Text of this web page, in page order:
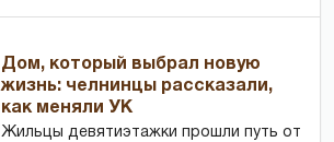
Дом, который выбрал новую
жизнь: челнинцы рассказали,
как меняли УК
Жильцы девятиэтажки прошли путь от